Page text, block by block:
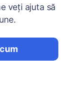
veți ajuta să